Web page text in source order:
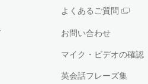
よくあるご質問
お問い合わせ
マイク・ビデオの確認
英会話フレーズ集